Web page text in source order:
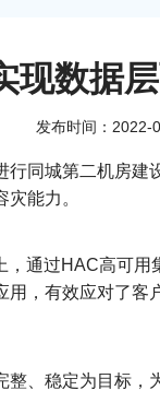
现数据
发布时间：2022-
同城第二机房
能力。
通过HAC高可
，有效应对了客
、稳定为目标，